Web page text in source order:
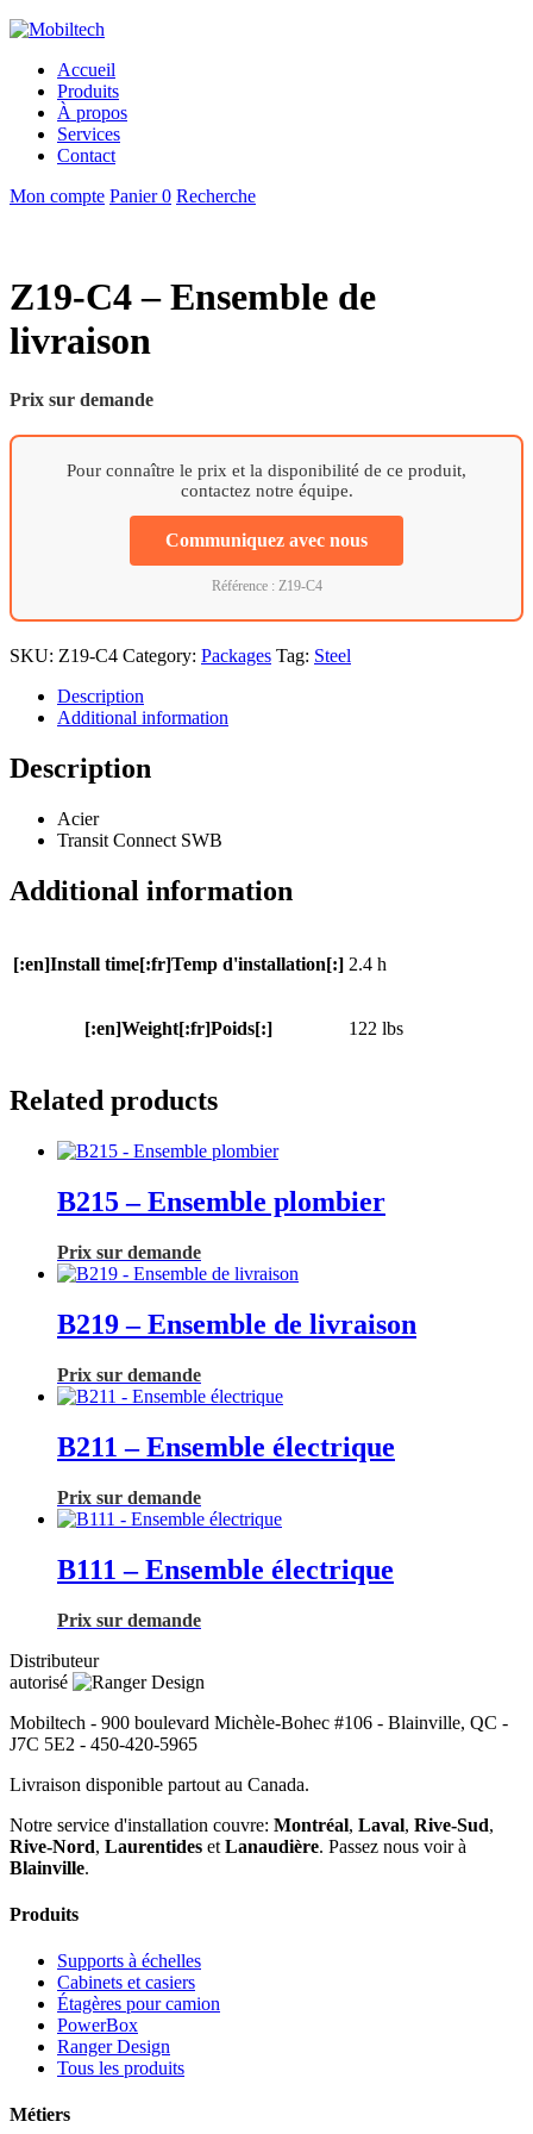
Accueil
Produits
À propos
Services
Contact
Mon compte Panier 0 Recherche
Z19-C4 – Ensemble de
livraison
Prix sur demande
Pour connaître le prix et la disponibilité de ce produit,
contactez notre équipe.
Communiquez avec nous
Référence : Z19-C4
SKU: Z19-C4 Category: Packages Tag: Steel
Description
Additional information
Description
Acier
Transit Connect SWB
Additional information
[:en]Install time[:fr]Temp d'installation[:] 2.4 h
[:en]Weight[:fr]Poids[:] 122 lbs
Related products
B215 – Ensemble plombier
Prix sur demande
B219 – Ensemble de livraison
Prix sur demande
B211 – Ensemble électrique
Prix sur demande
B111 – Ensemble électrique
Prix sur demande
Distributeur
autorisé
Mobiltech - 900 boulevard Michèle-Bohec #106 - Blainville, QC -
J7C 5E2 - 450-420-5965
Livraison disponible partout au Canada.
Notre service d'installation couvre: Montréal, Laval, Rive-Sud,
Rive-Nord, Laurentides et Lanaudière. Passez nous voir à
Blainville.
Produits
Supports à échelles
Cabinets et casiers
Étagères pour camion
PowerBox
Ranger Design
Tous les produits
Métiers